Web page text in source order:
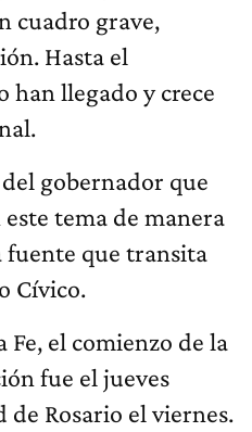
cuadro grave,
Hasta el
han llegado y crece
gobernador que
tema de manera
que transita
Cívico.
Fe, el comienzo de la
fue el jueves
de Rosario el viernes.